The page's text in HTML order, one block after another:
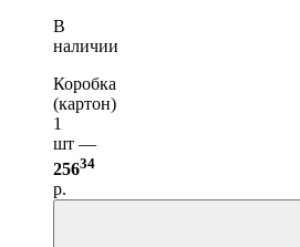
В
наличии
Коробка
(картон)
1
шт —
25634
р.